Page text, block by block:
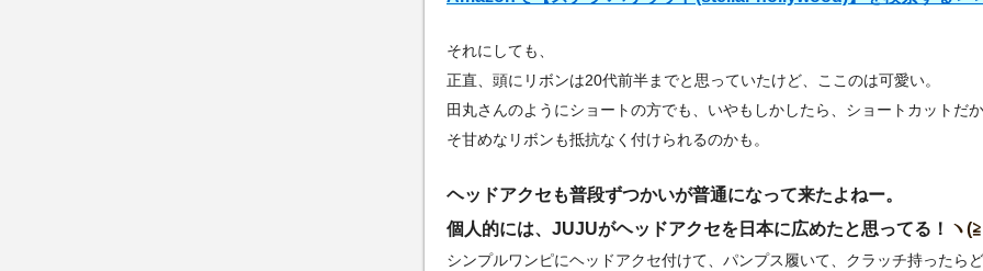
それにしても、
正直、頭にリボンは20代前半までと思っていたけど、ここのは可愛い。
田丸さんのようにショートの方でも、いやもしかしたら、ショートカットだ
そ甘めなリボンも抵抗なく付けられるのかも。
ヘッドアクセも普段ずつかいが普通になって来たよねー。
個人的には、JUJUがヘッドアクセを日本に広めたと思ってる！ ヽ
シンプルワンピにヘッドアクセ付けて、パンプス履いて、クラッチ持ったら